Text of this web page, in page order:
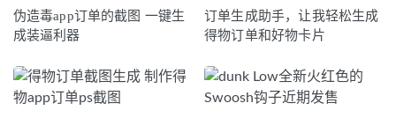
伪造毒app订单的截图 一键生
成装逼利器
订单生成助手，让我轻松生成
得物订单和好物卡片